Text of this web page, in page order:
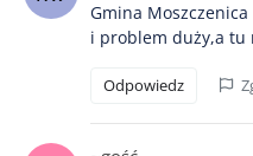
Gmina
i problem duży,a tu
Odpowiedz